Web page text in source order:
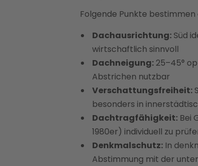
Folgende Punkte
Dachausrichtung: Süd
wirtschaftlich sinnvoll
Dachneigung: 25–45°
Abstrichen nutzbar
Verschattungsfreiheit:
besonders in
Dachtragfähigkeit: Bei
1980er) individuell zu
Denkmalschutz: In
Abstimmung mit der